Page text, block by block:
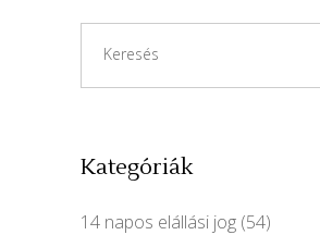
for:
Kategóriák
14 napos elállási jog (54)